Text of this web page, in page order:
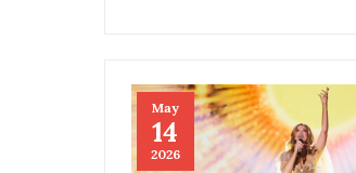
May
14
2026